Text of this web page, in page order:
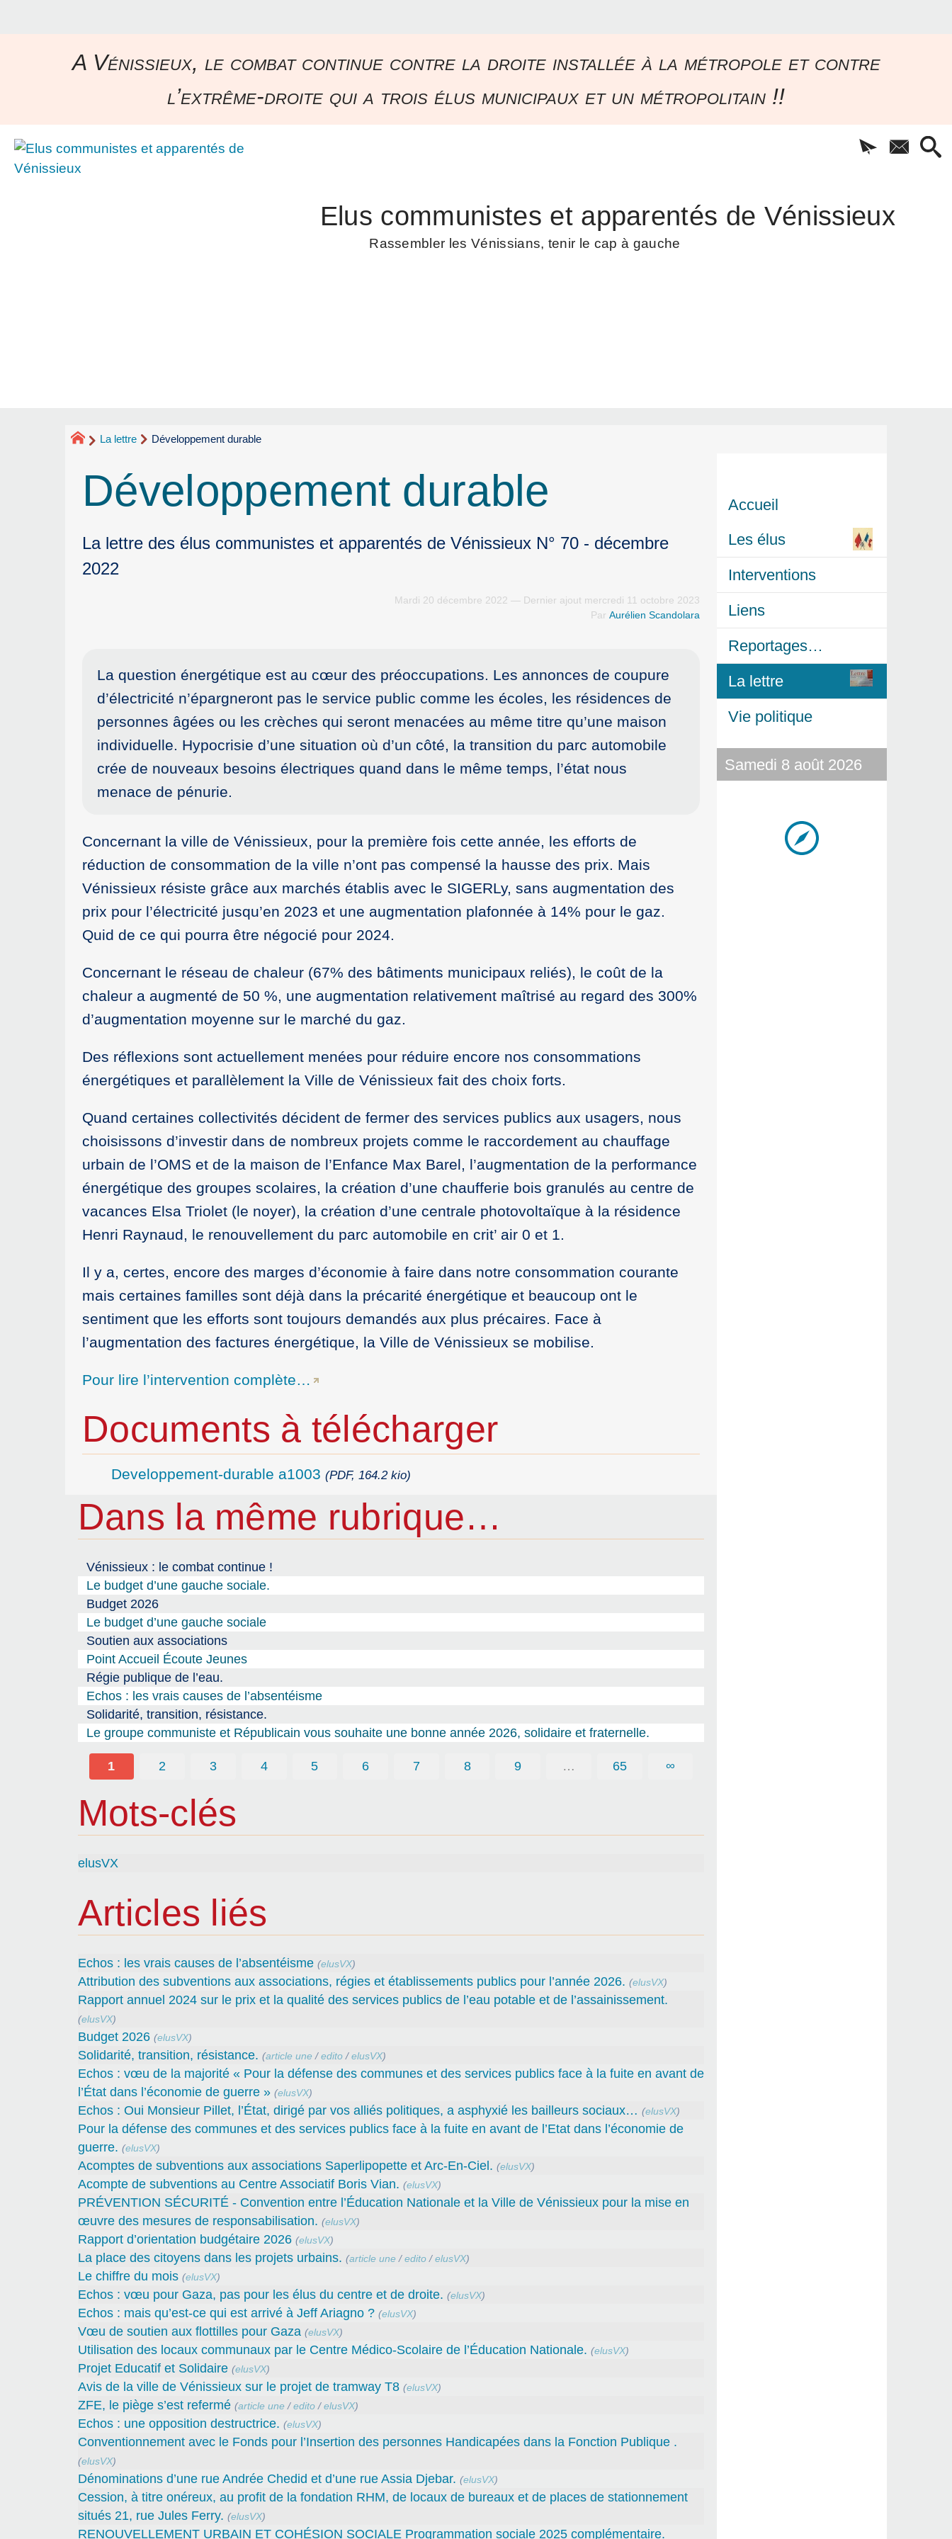
A Vénissieux, le combat continue contre la droite installée à la métropole et contre
l’extrême-droite qui a trois élus municipaux et un métropolitain !!
Elus communistes et apparentés de Vénissieux
Rassembler les Vénissians, tenir le cap à gauche
La lettre Développement durable
Développement durable
La lettre des élus communistes et apparentés de Vénissieux N° 70 - décembre
2022
Mardi 20 décembre 2022 — Dernier ajout mercredi 11 octobre 2023
Par Aurélien Scandolara
La question énergétique est au cœur des préoccupations. Les annonces de coupure
d’électricité n’épargneront pas le service public comme les écoles, les résidences de
personnes âgées ou les crèches qui seront menacées au même titre qu’une maison
individuelle. Hypocrisie d’une situation où d’un côté, la transition du parc automobile
crée de nouveaux besoins électriques quand dans le même temps, l’état nous
menace de pénurie.
Concernant la ville de Vénissieux, pour la première fois cette année, les efforts de
réduction de consommation de la ville n’ont pas compensé la hausse des prix. Mais
Vénissieux résiste grâce aux marchés établis avec le SIGERLy, sans augmentation des
prix pour l’électricité jusqu’en 2023 et une augmentation plafonnée à 14% pour le gaz.
Quid de ce qui pourra être négocié pour 2024.
Concernant le réseau de chaleur (67% des bâtiments municipaux reliés), le coût de la
chaleur a augmenté de 50 %, une augmentation relativement maîtrisé au regard des 300%
d’augmentation moyenne sur le marché du gaz.
Des réflexions sont actuellement menées pour réduire encore nos consommations
énergétiques et parallèlement la Ville de Vénissieux fait des choix forts.
Quand certaines collectivités décident de fermer des services publics aux usagers, nous
choisissons d’investir dans de nombreux projets comme le raccordement au chauffage
urbain de l’OMS et de la maison de l’Enfance Max Barel, l’augmentation de la performance
énergétique des groupes scolaires, la création d’une chaufferie bois granulés au centre de
vacances Elsa Triolet (le noyer), la création d’une centrale photovoltaïque à la résidence
Henri Raynaud, le renouvellement du parc automobile en crit’ air 0 et 1.
Il y a, certes, encore des marges d’économie à faire dans notre consommation courante
mais certaines familles sont déjà dans la précarité énergétique et beaucoup ont le
sentiment que les efforts sont toujours demandés aux plus précaires. Face à
l’augmentation des factures énergétique, la Ville de Vénissieux se mobilise.
Pour lire l’intervention complète…
Documents à télécharger
Developpement-durable a1003 (PDF, 164.2 kio)
Dans la même rubrique…
Vénissieux : le combat continue !
Le budget d’une gauche sociale.
Budget 2026
Le budget d’une gauche sociale
Soutien aux associations
Point Accueil Écoute Jeunes
Régie publique de l’eau.
Echos : les vrais causes de l’absentéisme
Solidarité, transition, résistance.
Le groupe communiste et Républicain vous souhaite une bonne année 2026, solidaire et fraternelle.
1 2 3 4 5 6 7 8 9 … 65 ∞
Mots-clés
elusVX
Articles liés
Echos : les vrais causes de l’absentéisme (elusVX)
Attribution des subventions aux associations, régies et établissements publics pour l’année 2026. (elusVX)
Rapport annuel 2024 sur le prix et la qualité des services publics de l’eau potable et de l’assainissement.
(elusVX)
Budget 2026 (elusVX)
Solidarité, transition, résistance. (article une/edito/elusVX)
Echos : vœu de la majorité « Pour la défense des communes et des services publics face à la fuite en avant de
l’État dans l’économie de guerre » (elusVX)
Echos : Oui Monsieur Pillet, l’État, dirigé par vos alliés politiques, a asphyxié les bailleurs sociaux… (elusVX)
Pour la défense des communes et des services publics face à la fuite en avant de l’Etat dans l’économie de
guerre. (elusVX)
Acomptes de subventions aux associations Saperlipopette et Arc-En-Ciel. (elusVX)
Acompte de subventions au Centre Associatif Boris Vian. (elusVX)
PRÉVENTION SÉCURITÉ - Convention entre l’Éducation Nationale et la Ville de Vénissieux pour la mise en
œuvre des mesures de responsabilisation. (elusVX)
Rapport d’orientation budgétaire 2026 (elusVX)
La place des citoyens dans les projets urbains. (article une/edito/elusVX)
Le chiffre du mois (elusVX)
Echos : vœu pour Gaza, pas pour les élus du centre et de droite. (elusVX)
Echos : mais qu’est-ce qui est arrivé à Jeff Ariagno ? (elusVX)
Vœu de soutien aux flottilles pour Gaza (elusVX)
Utilisation des locaux communaux par le Centre Médico-Scolaire de l’Éducation Nationale. (elusVX)
Projet Educatif et Solidaire (elusVX)
Avis de la ville de Vénissieux sur le projet de tramway T8 (elusVX)
ZFE, le piège s’est refermé (article une/edito/elusVX)
Echos : une opposition destructrice. (elusVX)
Conventionnement avec le Fonds pour l’Insertion des personnes Handicapées dans la Fonction Publique .
(elusVX)
Dénominations d’une rue Andrée Chedid et d’une rue Assia Djebar. (elusVX)
Cession, à titre onéreux, au profit de la fondation RHM, de locaux de bureaux et de places de stationnement
situés 21, rue Jules Ferry. (elusVX)
RENOUVELLEMENT URBAIN ET COHÉSION SOCIALE Programmation sociale 2025 complémentaire.
Accueil
Les élus
Interventions
Liens
Reportages…
La lettre
Vie politique
Samedi 8 août 2026